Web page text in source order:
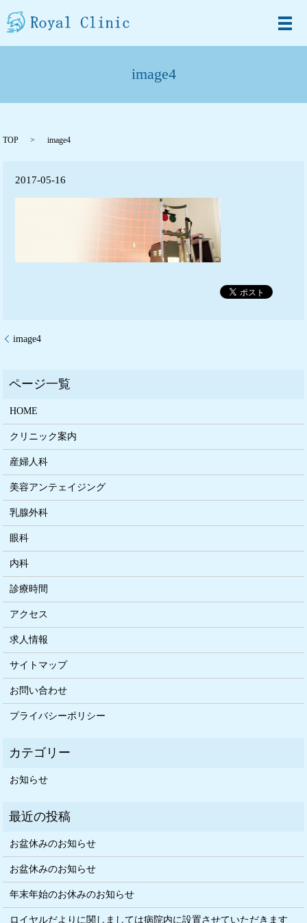
メ
image4
TOP image4
2017-05-16
image4
HOME
クリニック案内
産婦人科
美容アンテェイジング
乳腺外科
眼科
内科
診療時間
アクセス
求人情報
サイトマップ
お問い合わせ
プライバシーポリシー
お知らせ
お盆休みのお知らせ
お盆休みのお知らせ
年末年始のお休みのお知らせ
ロイヤルだよりに関しましては病院内に設置させていただきます